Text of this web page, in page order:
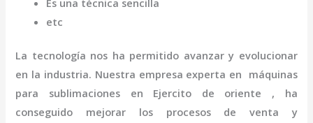
etc
La tecnología nos ha permitido avanzar y evolucionar
en la industria. Nuestra empresa experta en máquinas
para sublimaciones en Ejercito de oriente , ha
conseguido mejorar los procesos de venta y